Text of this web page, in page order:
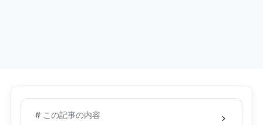
# この記事の内容